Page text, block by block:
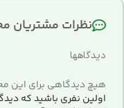
نظرات مشتریان
دیدگاهها
هیچ دیدگاهی برای
اولین نفری باشید که